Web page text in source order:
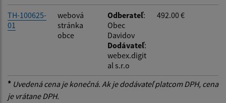
TH-100625-
01
webová
stránka
obce
Odberateľ:
Obec
Davidov
Dodávateľ:
webex.digit
al s.r.o
492.00 €
* Uvedená cena je konečná. Ak je dodávateľ platcom DPH, cena
je vrátane DPH.